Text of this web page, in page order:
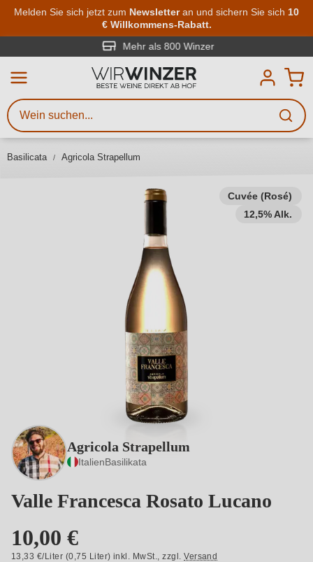
Zum Hauptinhalt springen
Melden Sie sich jetzt zum Newsletteran und sichern Sie sich 10
€ Willkommens-Rabatt.
Mehr als 800 Winzer
Basilicata Agricola Strapellum
Cuvée (Rosé)
12,5% Alk.
Agricola Strapellum
ItalienBasilikata
Valle Francesca Rosato Lucano
10,00 €
13,33 €/Liter (0,75 Liter) inkl. MwSt.,zzgl.Versand
Weinsuche
Mindestens 3 Zeichen eingeben
Beschreiben Sie, welchen Wein
Sie suchen – ob nach Geschmack,
Region, Winzer oder anderen